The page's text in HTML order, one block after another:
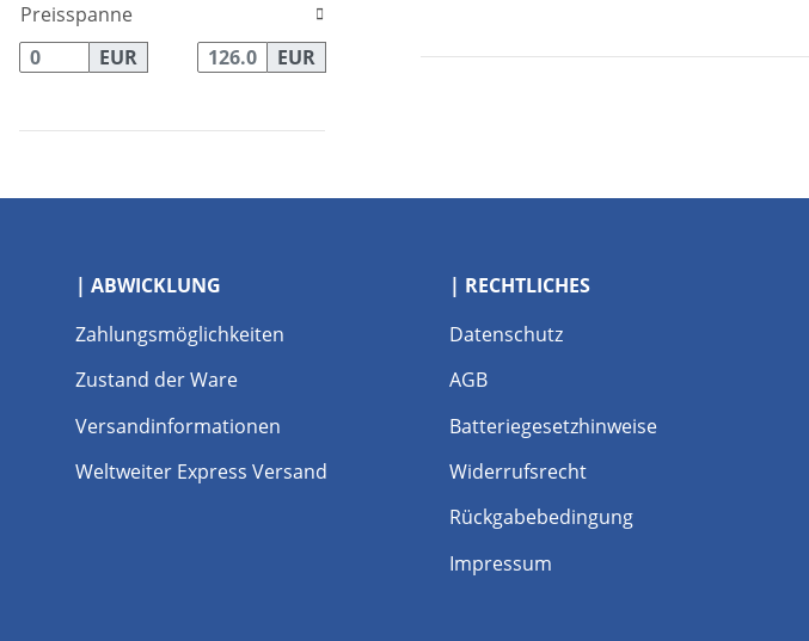
Preisspanne
EUR
EUR
| ABWICKLUNG
Zahlungsmöglichkeiten
Zustand der Ware
Versandinformationen
Weltweiter Express Versand
| RECHTLICHES
Datenschutz
AGB
Batteriegesetzhinweise
Widerrufsrecht
Rückgabebedingung
Impressum